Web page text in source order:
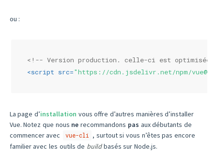
ou :
<!-- Version production. celle-ci est
<script src="https://cdn.jsdelivr.net/npm/vue@2"
La page d’installation vous offre d’autres manières d’installer
Vue. Notez que nous ne recommandons pas aux débutants de
commencer avec
vue-cli
, surtout si vous n’êtes pas encore
familier avec les outils de buildbasés sur Node.js.